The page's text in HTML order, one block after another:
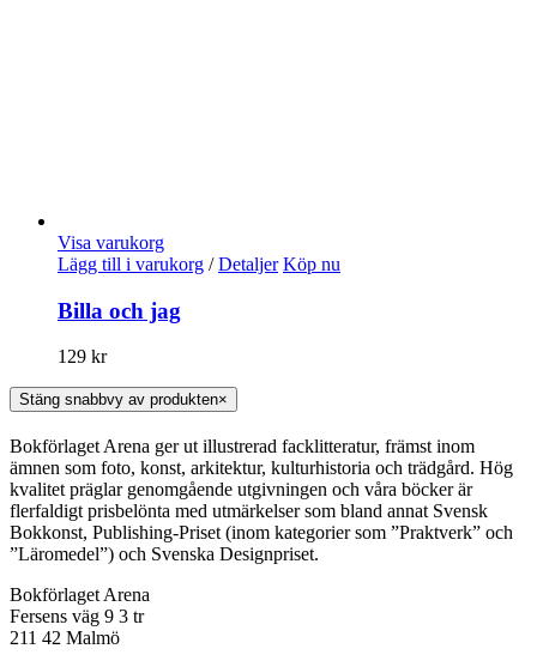
Visa varukorg
Lägg till i varukorg / Detaljer Köp nu
Billa och jag
129 kr
Stäng snabbvy av produkten×
Bokförlaget Arena ger ut illustrerad facklitteratur, främst inom
ämnen som foto, konst, arkitektur, kulturhistoria och trädgård. Hög
kvalitet präglar genomgående utgivningen och våra böcker är
flerfaldigt prisbelönta med utmärkelser som bland annat Svensk
Bokkonst, Publishing-Priset (inom kategorier som ”Praktverk” och
”Läromedel”) och Svenska Designpriset.
Bokförlaget Arena
Fersens väg 9 3 tr
211 42 Malmö